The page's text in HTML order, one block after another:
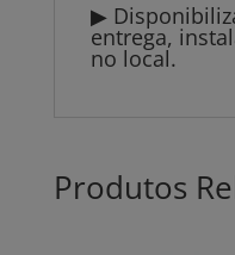
▶
entrega,
no local.
Produtos